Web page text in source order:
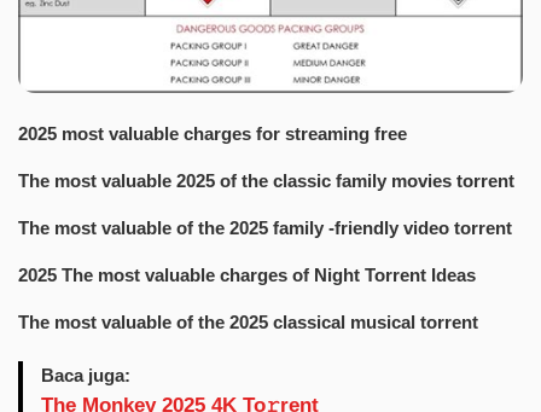
2025 most valuable charges for streaming free
The most valuable 2025 of the classic family movies torrent
The most valuable of the 2025 family -friendly video torrent
2025 The most valuable charges of Night Torrent Ideas
The most valuable of the 2025 classical musical torrent
Baca juga:
The Monkey 2025 4K To𝚛rent